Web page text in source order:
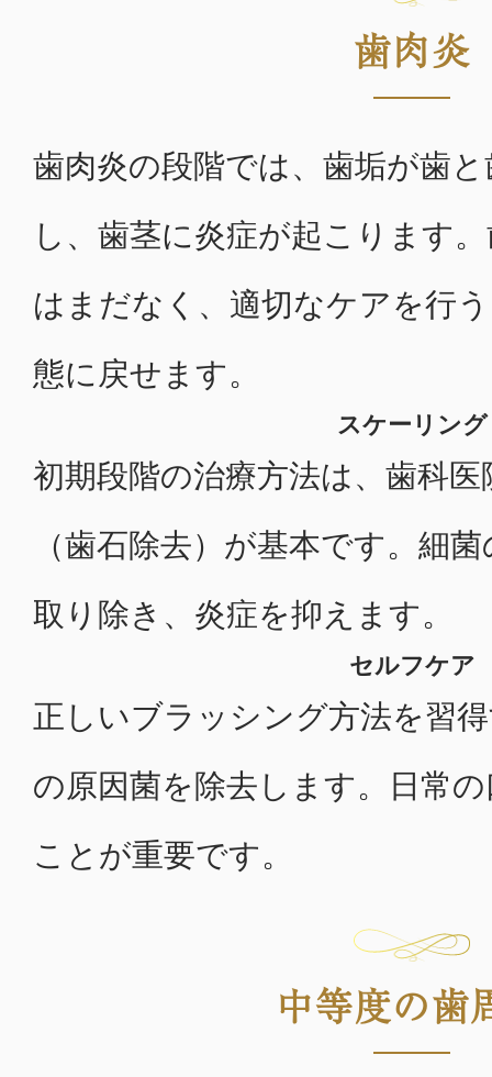
歯肉炎
歯肉炎の段階では、歯垢が歯
し、歯茎に炎症が起こります
はまだなく、適切なケアを行
態に戻せます。
スケーリング
初期段階の治療方法は、歯科
（歯石除去）が基本です。細
取り除き、炎症を抑えます。
セルフケア
正しいブラッシング方法を習
の原因菌を除去します。日常
ことが重要です。
中等度の歯